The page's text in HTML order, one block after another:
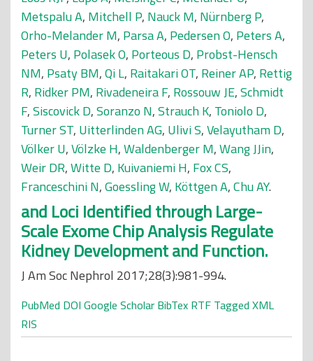
Metspalu A, Mitchell P, Nauck M, Nürnberg P,
Orho-Melander M, Parsa A, Pedersen O, Peters A,
Peters U, Polasek O, Porteous D, Probst-Hensch
NM, Psaty BM,Qi L, Raitakari OT, Reiner AP, Rettig
R, Ridker PM, Rivadeneira F, Rossouw JE,Schmidt
F,Siscovick D,Soranzo N,Strauch K, Toniolo D,
Turner ST, Uitterlinden AG, Ulivi S,Velayutham D,
Völker U,Völzke H,Waldenberger M,Wang JJin,
Weir DR,Witte D, Kuivaniemi H, Fox CS,
Franceschini N,Goessling W, Köttgen A,Chu AY.
and Loci Identified through Large-
Scale Exome Chip Analysis Regulate
Kidney Development and Function.
J Am Soc Nephrol 2017;28(3):981-994.
PubMed DOI Google Scholar BibTex RTF Tagged XML
RIS